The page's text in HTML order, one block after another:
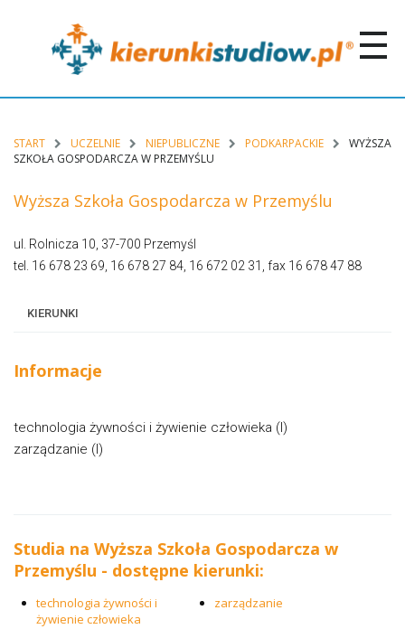
START UCZELNIE NIEPUBLICZNE PODKARPACKIE
WYŻSZA
SZKOŁA GOSPODARCZA W PRZEMYŚLU
Wyższa Szkoła Gospodarcza w Przemyślu
ul. Rolnicza 10, 37-700 Przemyśl
tel. 16 678 23 69, 16 678 27 84, 16 672 02 31, fax 16 678 47 88
KIERUNKI
Informacje
technologia żywności i żywienie człowieka (I)
zarządzanie (I)
Studia na Wyższa Szkoła Gospodarcza w
Przemyślu - dostępne kierunki:
technologia żywności i
żywienie człowieka
zarządzanie